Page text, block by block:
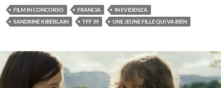
FILM IN CONCORSO FRANCIA
IN EVIDENZA
SANDRINE KIBERLAIN
TFF 39 UNE JEUNE FILLE QUI VA BIEN